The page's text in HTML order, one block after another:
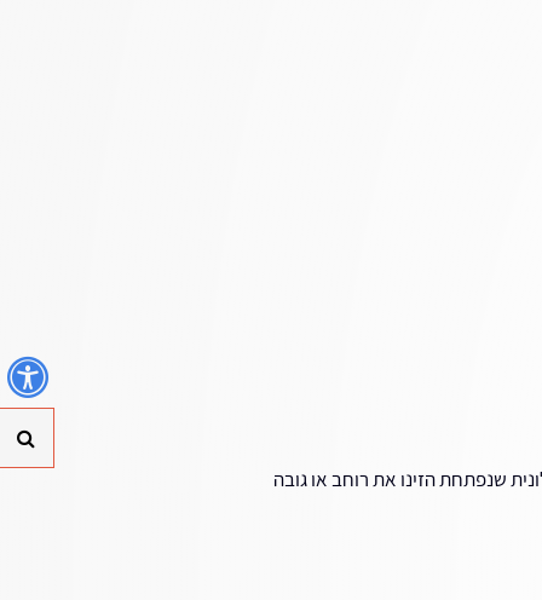
שנפתחת הזינו את רוחב או גובה